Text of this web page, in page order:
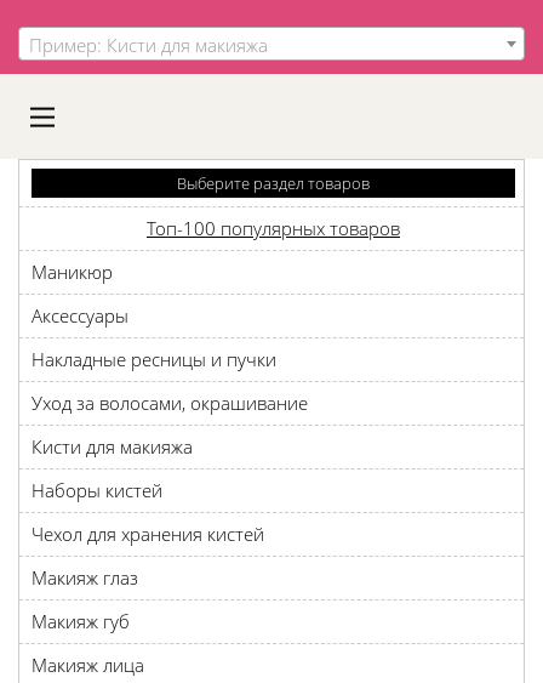
Пример: Кисти для макияжа
A
C
D
Выберите раздел товаров
Топ-100 популярных товаров
Маникюр
Аксессуары
Накладные ресницы и пучки
Уход за волосами, окрашивание
Кисти для макияжа
Наборы кистей
Чехол для хранения кистей
Макияж глаз
Макияж губ
Макияж лица